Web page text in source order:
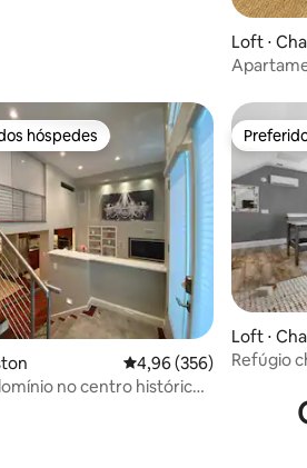
Loft ⋅
preferidos dos hóspedes
hóspedes
4,96 de uma avaliação
4,96 (356)
no centro histórico
Loft ⋅
Refúgio